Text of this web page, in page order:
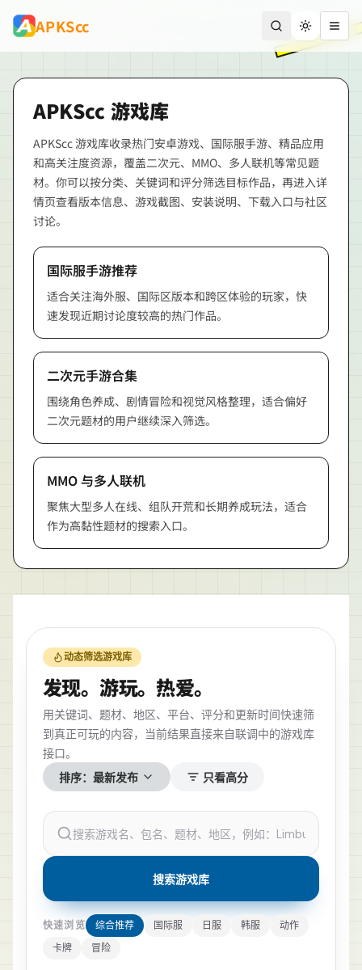
APKScc 切换主题打开
APKScc 游戏库
APKScc游戏库收录热门安卓游戏、国际服手游、精品应用
和高关注度资源，覆盖二次元、MMO、多人联机等常见题
材。你可以按分类、关键词和评分筛选目标作品，再进入详
情页查看版本信息、游戏截图、安装说明、下载入口与社区
讨论。
国际服手游推荐
适合关注海外服、国际区版本和跨区体验的玩家，快
速发现近期讨论度较高的热门作品。
二次元手游合集
围绕角色养成、剧情冒险和视觉风格整理，适合偏好
二次元题材的用户继续深入筛选。
MMO 与多人联机
聚焦大型多人在线、组队开荒和长期养成玩法，适合
作为高黏性题材的搜索入口。
动态筛选游戏库
发现。游玩。热爱。
用关键词、题材、地区、平台、评分和更新时间快速筛
到真正可玩的内容，当前结果直接来自联调中的游戏库
接口。
排序： 最新发布 只看高分
搜索游戏库
快速浏览 综合推荐 国际服 日服 韩服
动作
卡牌
冒险